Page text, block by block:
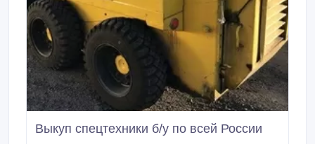
Выкуп спецтехники б/у по всей России